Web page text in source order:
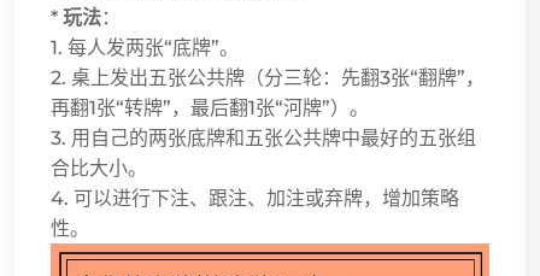
* 玩法：
1. 每人发两张“底牌”。
2. 桌上发出五张公共牌（分三轮：先翻3张“翻牌”，
再翻1张“转牌”，最后翻1张“河牌”）。
3. 用自己的两张底牌和五张公共牌中最好的五张组
合比大小。
4. 可以进行下注、跟注、加注或弃牌，增加策略
性。